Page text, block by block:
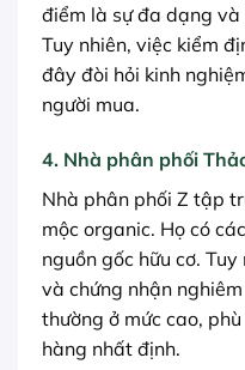
điểm là sự đa dạng
Tuy nhiên, việc kiểm
đây đòi hỏi kinh
người mua.
4. Nhà phân phối
Nhà phân phối Z tập
mộc organic. Họ có
nguồn gốc hữu cơ.
và chứng nhận
thường ở mức cao,
hàng nhất định.